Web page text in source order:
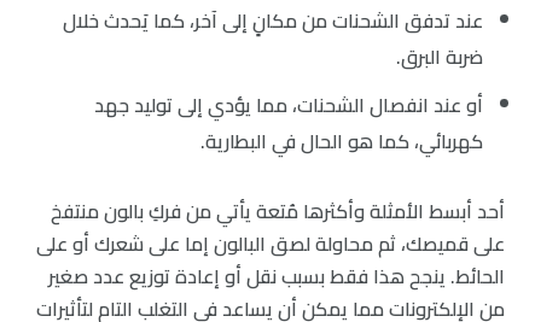
عند تدفق الشحنات من مكانٍ إلى آخر، كما يَحدث خلال
ضربة البرق.
أو عند انفصال الشحنات، مما يؤدي إلى توليد جهد
كهربائي، كما هو الحال في البطارية.
أحد أبسط الأمثلة وأكثرها مُتعة يأتي من فركِ بالون منتفخ
على قميصك، ثم محاولة لصق البالون إما على شعرك أو على
الحائط. ينجح هذا فقط بسبب نقل أو إعادة توزيع عدد صغير
من الإلكترونات مما يمكن أن يساعد في التغلب التام لتأثيرات